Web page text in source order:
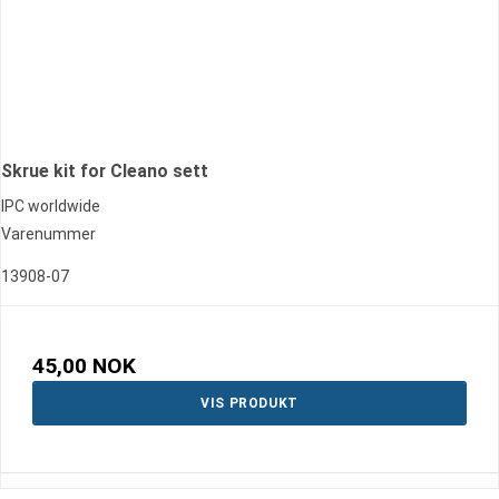
Skrue kit for Cleano sett
IPC worldwide
Varenummer
13908-07
45,00 NOK
VIS PRODUKT